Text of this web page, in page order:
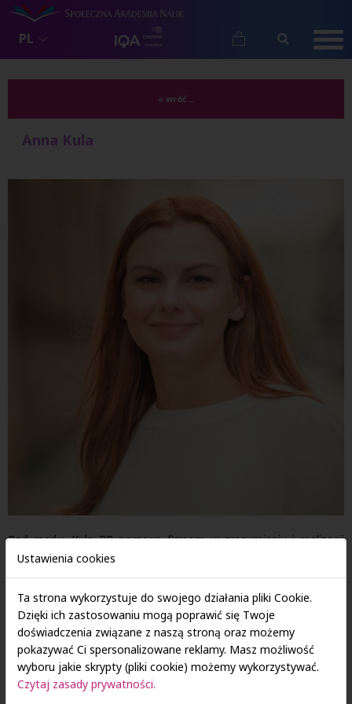
PL
« wróć...
Anna Kula
Pod marką Kula PR pomaga firmom w zrozumieniu i realizacji
celów zrównoważonego rozwoju, m.in. przez konsulting,
wsparcie strategiczne, a także autorskie programy szkoleniowe,
które łączą wiedzę o klimacie, nowych modelach biznesowych,
regulacjach i raportowaniu. Ma holistyczne podejście do
zagadnienia greenwashingu, które łączy zacięcie prawne z 20-
letnim doświadczeniem w działach komunikacji oraz pogłębioną
znajomością zagadnień ESG. Wcześniej kierowała działaniami
komunikacyjnymi firm i pełniła rolę rzeczniczki (Euro Bank SA,
Santander CB, CH Wroclavia – Unibail-Rodamco-Westfield). Jest
Ustawienia cookies
Ta strona wykorzystuje do swojego działania pliki Cookie.
Dzięki ich zastosowaniu mogą poprawić się Twoje
doświadczenia związane z naszą stroną oraz możemy
pokazywać Ci spersonalizowane reklamy. Masz możliwość
wyboru jakie skrypty (pliki cookie) możemy wykorzystywać.
Czytaj zasady prywatności.